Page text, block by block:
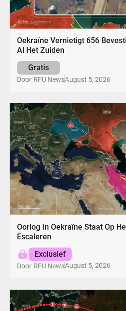
Oekraïne Vernietigt 656
Al Het Zuiden
Gratis
Door RFU NewsAugust 5, 2026
Oorlog In Oekraïne Staat Op
Escaleren
Exclusief
Door RFU NewsAugust 5, 2026